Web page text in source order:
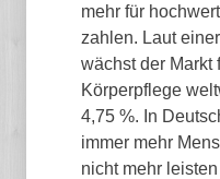
mehr für
zahlen. Laut einer
wächst der Markt
Körperpflege
4,75 %. In
immer mehr
nicht mehr